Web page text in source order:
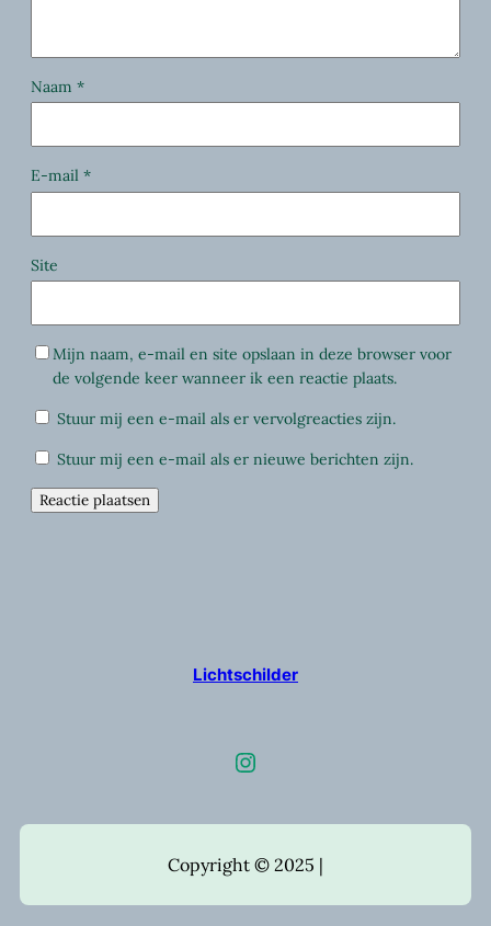
Naam *
E-mail *
Site
Mijn naam, e-mail en site opslaan in deze browser voor
de volgende keer wanneer ik een reactie plaats.
Stuur mij een e-mail als er vervolgreacties zijn.
Stuur mij een e-mail als er nieuwe berichten zijn.
Lichtschilder
Instagram
Copyright © 2025 |